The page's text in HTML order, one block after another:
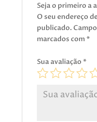
Seja o primeiro a
O seu endereço
publicado.
marcados com*
Sua avaliação*